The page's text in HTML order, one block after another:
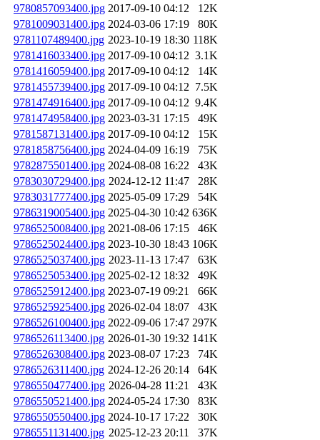
9780857093400.jpg 2017-09-10 04:12
12K
9781009031400.jpg 2024-03-06 17:19
80K
9781107489400.jpg 2023-10-19 18:30 118K
9781416033400.jpg 2017-09-10 04:12 3.1K
9781416059400.jpg 2017-09-10 04:12
14K
9781455739400.jpg 2017-09-10 04:12 7.5K
9781474916400.jpg 2017-09-10 04:12 9.4K
9781474958400.jpg 2023-03-31 17:15
49K
9781587131400.jpg 2017-09-10 04:12
15K
9781858756400.jpg 2024-04-09 16:19
75K
9782875501400.jpg 2024-08-08 16:22
43K
9783030729400.jpg 2024-12-12 11:47
28K
9783031777400.jpg 2025-05-09 17:29
54K
9786319005400.jpg 2025-04-30 10:42 636K
9786525008400.jpg 2021-08-06 17:15
46K
9786525024400.jpg 2023-10-30 18:43 106K
9786525037400.jpg 2023-11-13 17:47
63K
9786525053400.jpg 2025-02-12 18:32
49K
9786525912400.jpg 2023-07-19 09:21
66K
9786525925400.jpg 2026-02-04 18:07
43K
9786526100400.jpg 2022-09-06 17:47 297K
9786526113400.jpg 2026-01-30 19:32 141K
9786526308400.jpg 2023-08-07 17:23
74K
9786526311400.jpg 2024-12-26 20:14
64K
9786550477400.jpg 2026-04-28 11:21
43K
9786550521400.jpg 2024-05-24 17:30
83K
9786550550400.jpg 2024-10-17 17:22
30K
9786551131400.jpg 2025-12-23 20:11
37K